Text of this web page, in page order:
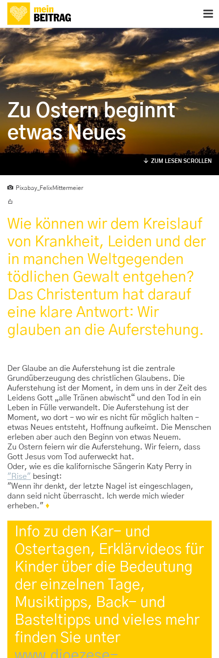
Zu Ostern beginnt
etwas Neues
ZUM LESEN SCROLLEN
Pixabay_FelixMittermeier
Wie können wir dem Kreislauf
von Krankheit, Leiden und der
in manchen Weltgegenden
tödlichen Gewalt entgehen?
Das Christentum hat darauf
eine klare Antwort: Wir
glauben an die Auferstehung.
Der Glaube an die Auferstehung ist die zentrale
Grundüberzeugung des christlichen Glaubens. Die
Auferstehung ist der Moment, in dem uns in der Zeit des
Leidens Gott „alle Tränen abwischt“ und den Tod in ein
Leben in Fülle verwandelt. Die Auferstehung ist der
Moment, wo dort – wo wir es nicht für möglich halten –
etwas Neues entsteht, Hoffnung aufkeimt. Die Menschen
erleben aber auch den Beginn von etwas Neuem.
Zu Ostern feiern wir die Auferstehung. Wir feiern, dass
Gott Jesus vom Tod auferweckt hat.
Oder, wie es die kalifornische Sängerin Katy Perry in
"Rise" besingt:
"Wenn ihr denkt, der letzte Nagel ist eingeschlagen,
dann seid nicht überrascht. Ich werde mich wieder
erheben." ♦
Info zu den Kar- und
Ostertagen, Erklärvideos für
Kinder über die Bedeutung
der einzelnen Tage,
Musiktipps, Back- und
Basteltipps und vieles mehr
finden Sie unter